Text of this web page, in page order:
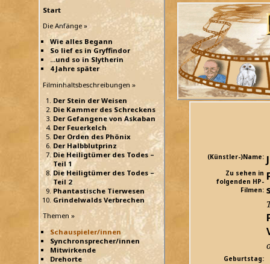
Start
Die Anfänge »
Wie alles Begann
So lief es in Gryffindor
...und so in Slytherin
4 Jahre später
Filminhaltsbeschreibungen »
Der Stein der Weisen
Die Kammer des Schreckens
Der Gefangene von Askaban
Der Feuerkelch
Der Orden des Phönix
Der Halbblutprinz
Die Heiligtümer des Todes –
Teil 1
Die Heiligtümer des Todes –
Teil 2
Phantastische Tierwesen
Grindelwalds Verbrechen
Themen »
Schauspieler/innen
Synchronsprecher/innen
Mitwirkende
Drehorte
(Künstler-)Name:
Zu sehen in
folgenden HP-
Filmen:
Geburtstag: